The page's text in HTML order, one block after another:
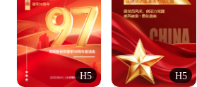
H5 H5